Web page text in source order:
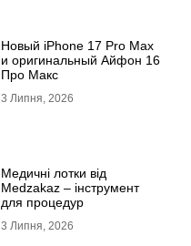
Новый iPhone 17 Pro Max
и оригинальный Айфон 16
Про Макс
3 Липня, 2026
Медичні лотки від
Medzakaz – інструмент
для процедур
3 Липня, 2026